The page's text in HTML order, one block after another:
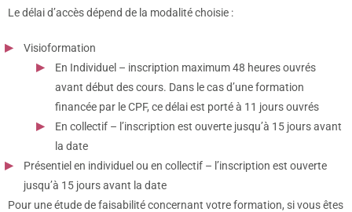
Le délai d’accès dépend de la modalité choisie :
Visioformation
En Individuel – inscription maximum 48 heures ouvrés
avant début des cours. Dans le cas d’une formation
financée par le CPF, ce délai est porté à 11 jours ouvrés
En collectif – l’inscription est ouverte jusqu’à 15 jours avant
la date
Présentiel en individuel ou en collectif – l’inscription est ouverte
jusqu’à 15 jours avant la date
Pour une étude de faisabilité concernant votre formation, si vous êtes